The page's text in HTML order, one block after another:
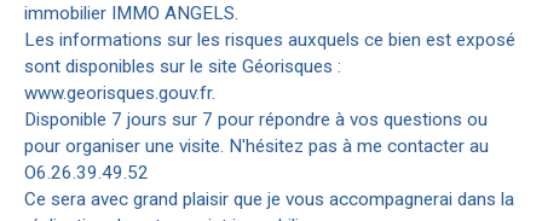
immobilier IMMO ANGELS.
Les informations sur les risques auxquels ce bien est exposé
sont disponibles sur le site Géorisques :
www.georisques.gouv.fr.
Disponible 7 jours sur 7 pour répondre à vos questions ou
pour organiser une visite. N'hésitez pas à me contacter au
O6.26.39.49.52
Ce sera avec grand plaisir que je vous accompagnerai dans la